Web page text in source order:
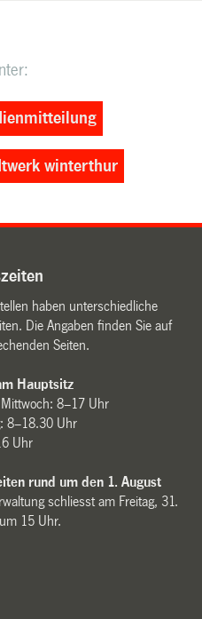
winterthur
haben unterschiedliche
Die Angaben finden Sie auf
Seiten.
Hauptsitz
8–17 Uhr
8–18.30 Uhr
Uhr
rund um den 1. August
schliesst am Freitag, 31.
15 Uhr.